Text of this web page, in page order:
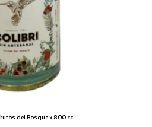
del Bosque x 800 cc